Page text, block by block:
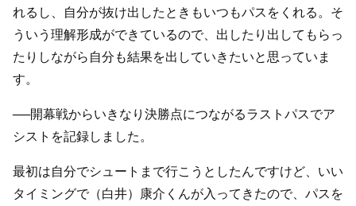
れるし、自分が抜け出したときもいつもパスをくれる。そ
ういう理解形成ができているので、出したり出してもらっ
たりしながら自分も結果を出していきたいと思っていま
す。
──開幕戦からいきなり決勝点につながるラストパスでア
シストを記録しました。
最初は自分でシュートまで行こうとしたんですけど、いい
タイミングで（白井）康介くんが入ってきたので、パスを